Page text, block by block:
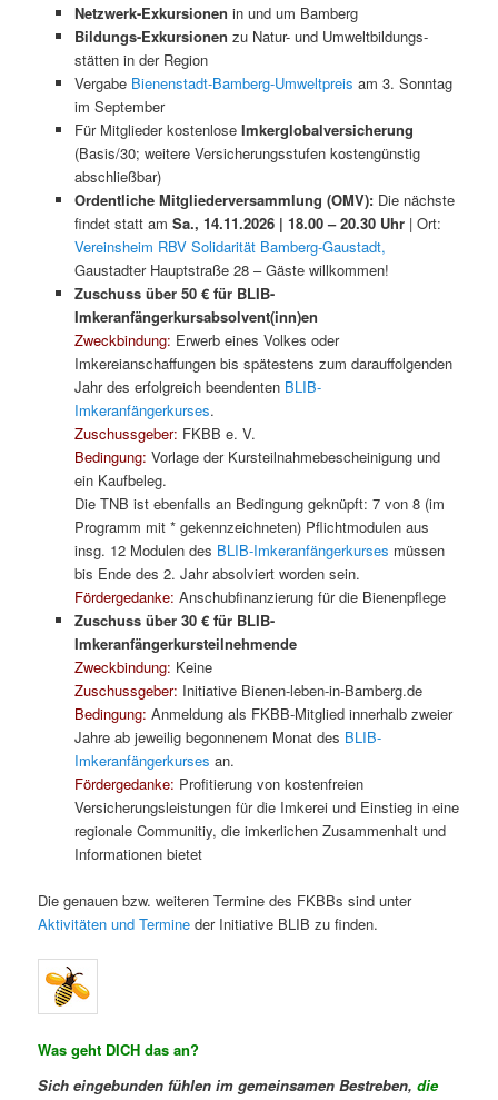
Netzwerk-Exkursionen in und um Bamberg
Bildungs-Exkursionen zu Natur- und Umwelt­bildungs­
stätten in der Region
Vergabe Bienenstadt-Bamberg-Umweltpreis am 3. Sonntag
im September
Für Mitglieder kostenlose Imkerglobalversicherung
(Basis/30; weitere Versicherungsstufen kostengünstig
abschließbar)
Ordentliche Mitglieder­versamm­­lung (OMV):Die nächste
findet statt am Sa., 14.11.2026 | 18.00 – 20.30 Uhr| Ort:
Vereinsheim RBV Solidarität Bamberg-Gaustadt,
Gaustadter Hauptstraße 28 – Gäste willkommen!
Zuschuss über 50 € für BLIB-
Imkeranfängerkursabsolvent(inn)en
Zweckbindung: Erwerb eines Volkes oder
Imkereianschaffungen bis spätestens zum darauffolgenden
Jahr des erfolgreich beendenten BLIB-
Imkeranfängerkurses.
Zuschussgeber: FKBB e. V.
Bedingung: Vorlage der Kursteilnahmebescheinigung und
ein Kaufbeleg.
Die TNB ist ebenfalls an Bedingung geknüpft: 7 von 8 (im
Programm mit * gekennzeichneten) Pflichtmodulen aus
insg. 12 Modulen des BLIB-Imkeranfängerkurses müssen
bis Ende des 2. Jahr absolviert worden sein.
Fördergedanke: Anschubfinanzierung für die Bienenpflege
Zuschuss über 30 € für BLIB-
Imkeranfängerkursteilnehmende
Zweckbindung: Keine
Zuschussgeber: Initiative Bienen-leben-in-Bamberg.de
Bedingung: Anmeldung als FKBB-Mitglied innerhalb zweier
Jahre ab jeweilig begonnenem Monat des BLIB-
Imkeranfängerkurses an.
Fördergedanke: Profitierung von kostenfreien
Versicherungsleistungen für die Imkerei und Einstieg in eine
regionale Communitiy, die imkerlichen Zusammenhalt und
Informationen bietet
Die genauen bzw. weiteren Termine des FKBBs sind unter
Aktivitäten und Termine der Initiative BLIB zu finden.
Was geht DICH das an?
Sich eingebunden fühlen im gemeinsamen Bestreben,die